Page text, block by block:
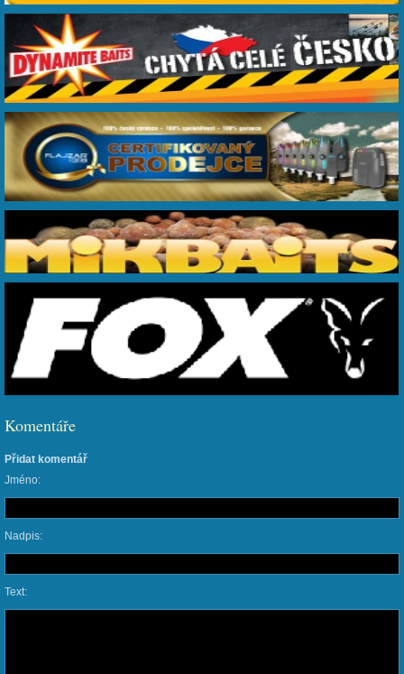
Komentáře
Přidat komentář
Jméno:
Nadpis:
Text: